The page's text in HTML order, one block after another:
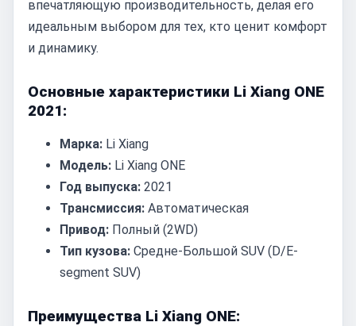
впечатляющую производительность, делая его
идеальным выбором для тех, кто ценит комфорт
и динамику.
Основные характеристики Li Xiang ONE
2021:
Марка: Li Xiang
Модель: Li Xiang ONE
Год выпуска: 2021
Трансмиссия: Автоматическая
Привод: Полный (2WD)
Тип кузова: Средне-Большой SUV (D/E-
segment SUV)
Преимущества Li Xiang ONE: